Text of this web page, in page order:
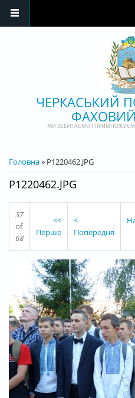
ЧЕРКАСЬКИЙ
МИ ЗБЕРІГАЄМО І
ВИ Є ТУТ
Головна» P1220462.JPG
P1220462.JPG
37
of
68
<<
Перше
<
Попередня